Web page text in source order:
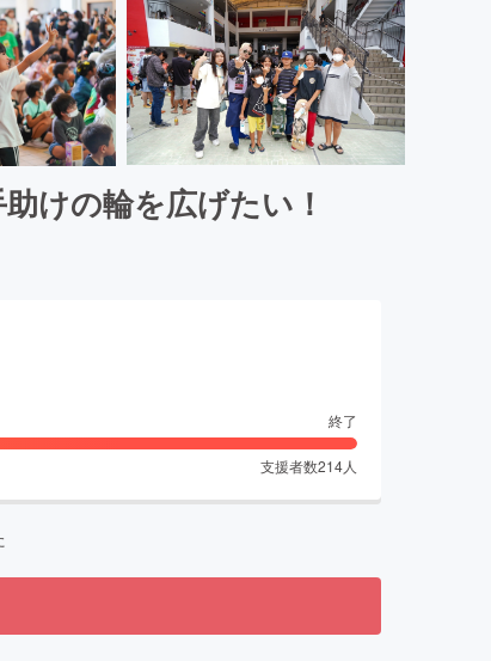
けの輪を広げたい！
終了
支援者数214人